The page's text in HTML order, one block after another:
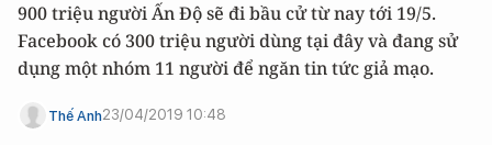
900 triệu người Ấn Độ sẽ đi bầu cử từ nay tới 19/5.
Facebook có 300 triệu người dùng tại đây và đang sử
dụng một nhóm 11 người để ngăn tin tức giả mạo.
Thế Anh23/04/2019 10:48